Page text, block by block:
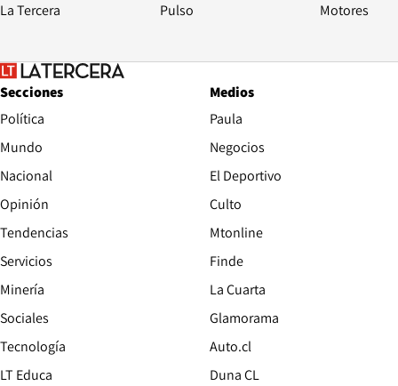
La Tercera Pulso Motores
Secciones
Política
Mundo
Nacional
Opinión
Tendencias
Servicios
Minería
Sociales
Tecnología
LT Educa
Medios
Paula
Negocios
El Deportivo
Culto
Mtonline
Finde
La Cuarta
Glamorama
Auto.clOpens in new window
Duna CLOpens in new window